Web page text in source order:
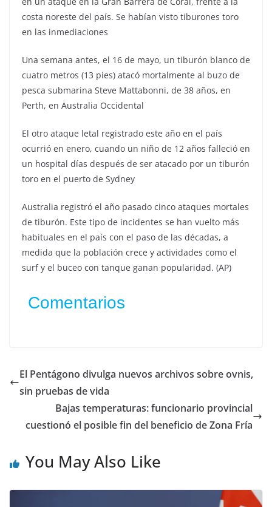
costa noreste del país. Se habían visto tiburones toro
en las inmediaciones
Una semana antes, el 16 de mayo, un tiburón blanco de
cuatro metros (13 pies) atacó mortalmente al buzo de
pesca submarina Steve Mattabonni, de 38 años, en
Perth, en Australia Occidental
El otro ataque letal registrado este año en el país
ocurrió en enero, cuando un niño de 12 años falleció en
un hospital días después de ser atacado por un tiburón
toro en el puerto de Sydney
Australia registró el año pasado cinco ataques mortales
de tiburón. Este tipo de incidentes se han vuelto más
habituales en el país con el paso de las décadas, a
medida que la población crece y actividades como el
surf y el buceo con tanque ganan popularidad. (AP)
Comentarios
El Pentágono divulga nuevos archivos sobre ovnis,
sin pruebas de vida
Bajas temperaturas: funcionario provincial
cuestionó el posible fin del beneficio de Zona Fría
You May Also Like